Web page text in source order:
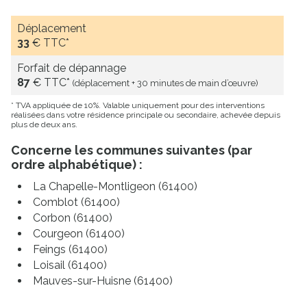
Déplacement
33 € TTC*
Forfait de dépannage
87 € TTC* (déplacement + 30 minutes de main d’œuvre)
* TVA appliquée de 10%. Valable uniquement pour des interventions
réalisées dans votre résidence principale ou secondaire, achevée depuis
plus de deux ans.
Concerne les communes suivantes (par
ordre alphabétique) :
La Chapelle-Montligeon (61400)
Comblot (61400)
Corbon (61400)
Courgeon (61400)
Feings (61400)
Loisail (61400)
Mauves-sur-Huisne (61400)